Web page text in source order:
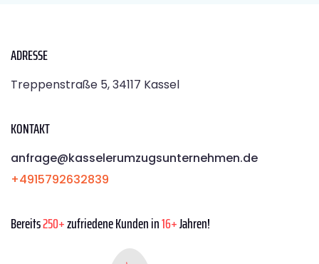
ADRESSE
Treppenstraße 5, 34117 Kassel
KONTAKT
anfrage@kasselerumzugsunternehmen.de
+4915792632839
Bereits250+zufriedene Kunden in16+Jahren!